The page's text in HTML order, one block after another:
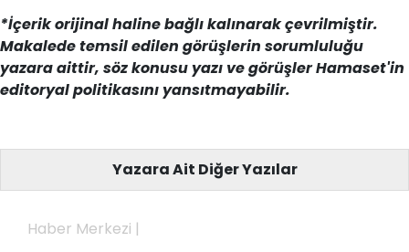
*İçerik orijinal haline bağlı kalınarak çevrilmiştir.
Makalede temsil edilen görüşlerin sorumluluğu
yazara aittir, söz konusu yazı ve görüşler Hamaset'in
editoryal politikasını yansıtmayabilir.
Yazara Ait Diğer Yazılar
Haber Merkezi |